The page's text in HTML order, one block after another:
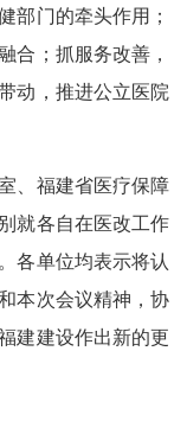
部门的牵头作用；
合；抓服务改善，
动，推进公立医院
、福建省医疗保障
就各自在医改工作
各单位均表示将认
本次会议精神，协
建建设作出新的更